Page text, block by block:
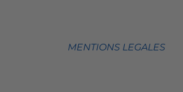
MENTIONS LEGALES